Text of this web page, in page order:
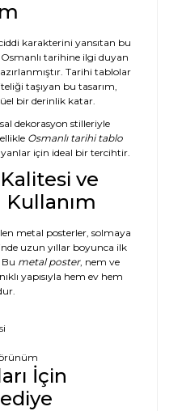
karakterini yansıtan bu
Osmanlı tarihine ilgi duyan
Tarihi tablolar
taşıyan bu tasarım,
bir derinlik katar.
dekorasyon stilleriyle
Osmanlı tarihi tablo
için ideal bir tercihtir.
ve
metal posterler, solmaya
uzun yıllar boyunca ilk
metal poster, nem ve
yapısıyla hem ev hem
İçin